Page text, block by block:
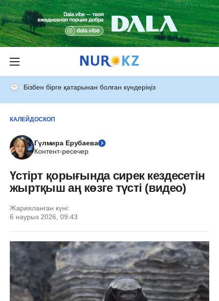
Бізбен бірге қатарынан болған күндеріңіз
КАЛЕЙДОСКОП
Гүлмира Ерубаева
Контент-ресечер
Үстірт қорығында сирек кездесетін
жыртқыш аң көзге түсті (видео)
Жарияланған күні:
6 наурыз 2026, 09:43